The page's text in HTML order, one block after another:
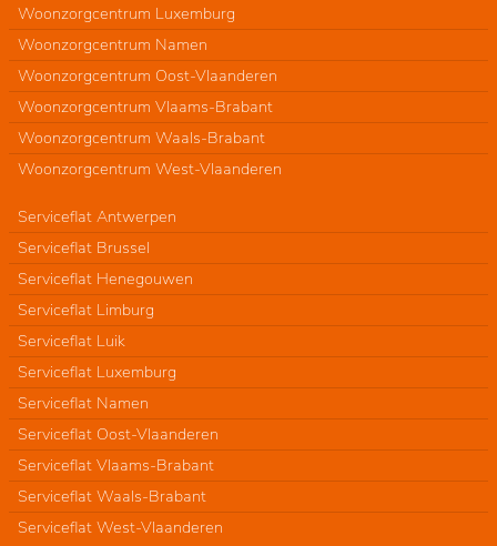
Woonzorgcentrum Luxemburg
Woonzorgcentrum Namen
Woonzorgcentrum Oost-Vlaanderen
Woonzorgcentrum Vlaams-Brabant
Woonzorgcentrum Waals-Brabant
Woonzorgcentrum West-Vlaanderen
Serviceflat Antwerpen
Serviceflat Brussel
Serviceflat Henegouwen
Serviceflat Limburg
Serviceflat Luik
Serviceflat Luxemburg
Serviceflat Namen
Serviceflat Oost-Vlaanderen
Serviceflat Vlaams-Brabant
Serviceflat Waals-Brabant
Serviceflat West-Vlaanderen